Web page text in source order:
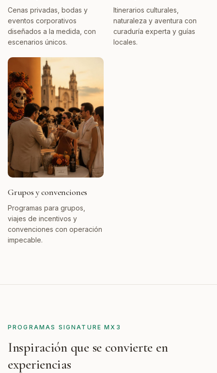
Cenas privadas, bodas y
eventos corporativos
diseñados a la medida, con
escenarios únicos.
Itinerarios culturales,
naturaleza y aventura con
curaduría experta y guías
locales.
Grupos y convenciones
Programas para grupos,
viajes de incentivos y
convenciones con operación
impecable.
PROGRAMAS SIGNATURE MX3
Inspiración que se convierte en
experiencias